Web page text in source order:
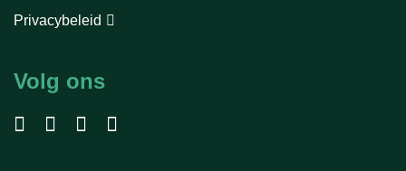
Privacybeleid
Volg ons